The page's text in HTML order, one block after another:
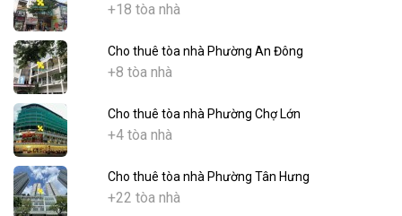
+18 tòa nhà
Cho thuê tòa nhà Phường An Đông
+8 tòa nhà
Cho thuê tòa nhà Phường Chợ Lớn
+4 tòa nhà
Cho thuê tòa nhà Phường Tân Hưng
+22 tòa nhà